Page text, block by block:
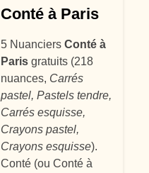
Conté à Paris
5 Nuanciers Conté à
Parisgratuits (218
nuances, Carrés
pastel, Pastels tendre,
Carrés esquisse,
Crayons pastel,
Crayons esquisse).
Conté (ou Conté à